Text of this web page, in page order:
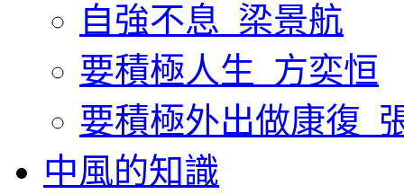
自強不息_梁景航
要積極人生_方奕恒
要積極外出做康復_
中風的知識